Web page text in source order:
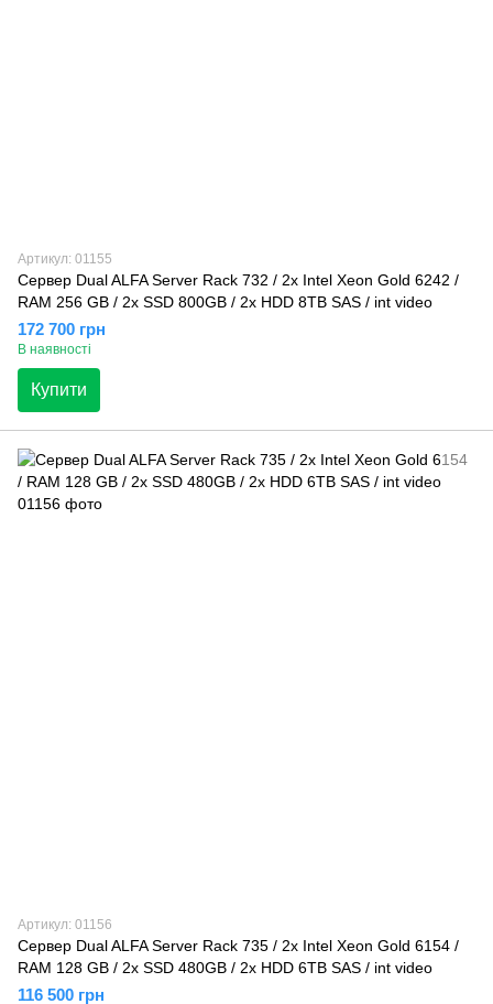
Артикул: 01155
Сервер Dual ALFA Server Rack 732 / 2х Intel Xeon Gold 6242 /
RAM 256 GB / 2x SSD 800GB / 2x HDD 8TB SAS / int video
172 700 грн
В наявності
Купити
Артикул: 01156
Сервер Dual ALFA Server Rack 735 / 2х Intel Xeon Gold 6154 /
RAM 128 GB / 2x SSD 480GB / 2x HDD 6TB SAS / int video
116 500 грн